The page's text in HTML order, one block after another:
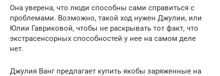
Она уверена, что люди способны сами справиться с
проблемами. Возможно, такой ход нужен Джулии, или
Юлии Гавриковой, чтобы не раскрывать тот факт, что
экстрасенсорных способностей у нее на самом деле
нет.
Джулия Ванг предлагает купить якобы заряженные на